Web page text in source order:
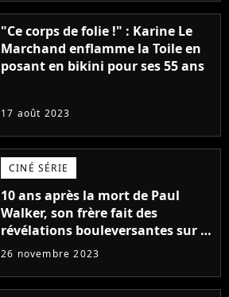
"Ce corps de folie !" : Karine Le
Marchand enflamme la Toile en
posant en bikini pour ses 55 ans
17 août 2023
CINÉ SÉRIE
10 ans après la mort de Paul
Walker, son frère fait des
révélations bouleversantes sur la
réaction des acteurs de Fast and
26 novembre 2023